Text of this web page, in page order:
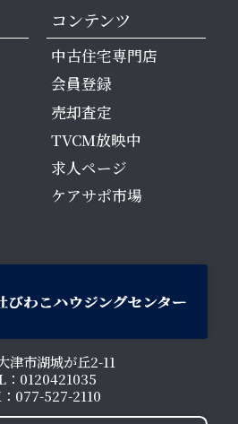
コンテンツ
中古住宅専門店
会員登録
売却査定
TVCM放映中
求人ページ
ケアサポ市場
津市湖城が丘2-11
：0120421035
077-527-2110